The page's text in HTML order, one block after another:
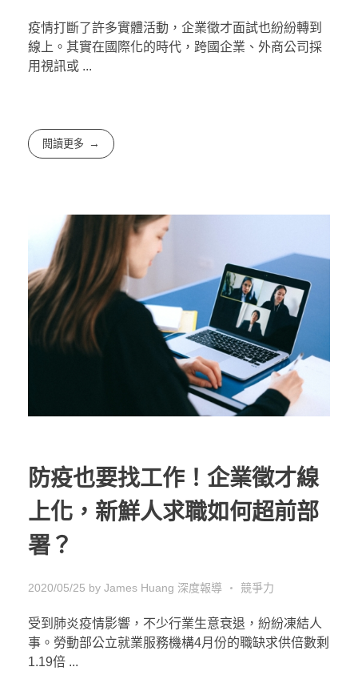
疫情打斷了許多實體活動，企業徵才面試也紛紛轉到
線上。其實在國際化的時代，跨國企業、外商公司採
用視訊或 ...
閱讀更多
防疫也要找工作！企業徵才線
上化，新鮮人求職如何超前部
署？
2020/05/25 by James Huang 深度報導 競爭力
受到肺炎疫情影響，不少行業生意衰退，紛紛凍結人
事。勞動部公立就業服務機構4月份的職缺求供倍數剩
1.19倍 ...